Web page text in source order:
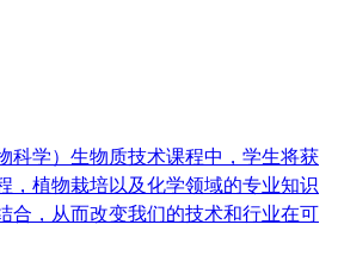
科学）生物质技术课程中，学生将获
，植物栽培以及化学领域的专业知识
合，从而改变我们的技术和行业在可